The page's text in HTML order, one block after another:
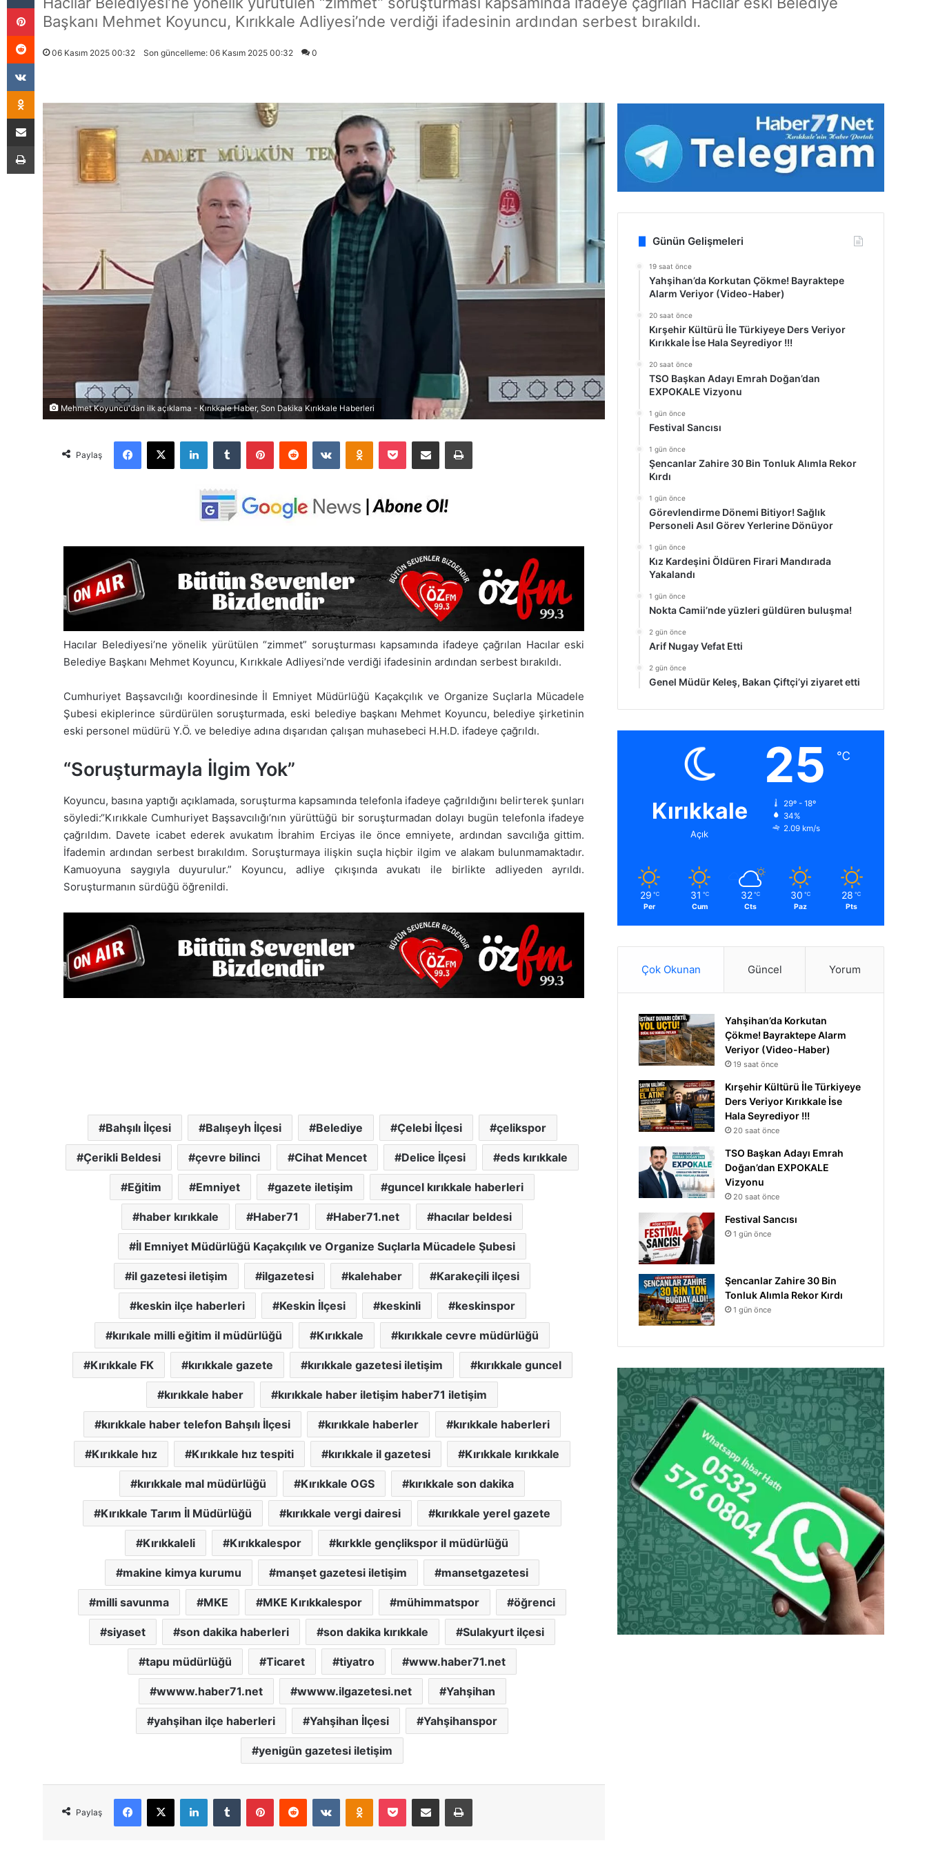
Başkanı Mehmet Koyuncu, Kırıkkale Adliyesi’nde verdiği ifadesinin ardından serbest bırakıldı.
06 Kasım 2025 00:32 Son güncelleme: 06 Kasım 2025 00:32 0
Mehmet Koyuncu'dan ilk açıklama - Kırıkkale Haber, Son Dakika Kırıkkale Haberleri
Paylaş
Hacılar Belediyesi’ne yönelik yürütülen “zimmet” soruşturması kapsamında ifadeye çağrılan Hacılar eski
Belediye Başkanı Mehmet Koyuncu, Kırıkkale Adliyesi’nde verdiği ifadesinin ardından serbest bırakıldı.
Cumhuriyet Başsavcılığı koordinesinde İl Emniyet Müdürlüğü Kaçakçılık ve Organize Suçlarla Mücadele
Şubesi ekiplerince sürdürülen soruşturmada, eski belediye başkanı Mehmet Koyuncu, belediye şirketinin
eski personel müdürü Y.Ö. ve belediye adına dışarıdan çalışan muhasebeci H.H.D. ifadeye çağrıldı.
“Soruşturmayla İlgim Yok”
Koyuncu, basına yaptığı açıklamada, soruşturma kapsamında telefonla ifadeye çağrıldığını belirterek şunları
söyledi:“Kırıkkale Cumhuriyet Başsavcılığı’nın yürüttüğü bir soruşturmadan dolayı bugün telefonla ifadeye
çağrıldım. Davete icabet ederek avukatım İbrahim Erciyas ile önce emniyete, ardından savcılığa gittim.
İfademin ardından serbest bırakıldım. Soruşturmaya ilişkin suçla hiçbir ilgim ve alakam bulunmamaktadır.
Kamuoyuna saygıyla duyurulur.” Koyuncu, adliye çıkışında avukatı ile birlikte adliyeden ayrıldı.
Soruşturmanın sürdüğü öğrenildi.
Bahşılı İlçesi Balışeyh İlçesi Belediye Çelebi İlçesi çelikspor
Çerikli Beldesi çevre bilinci Cihat Mencet Delice İlçesi eds kırıkkale
Eğitim Emniyet gazete iletişim guncel kırıkkale haberleri
haber kırıkkale Haber71 Haber71.net hacılar beldesi
İl Emniyet Müdürlüğü Kaçakçılık ve Organize Suçlarla Mücadele Şubesi
il gazetesi iletişim ilgazetesi kalehaber Karakeçili ilçesi
keskin ilçe haberleri Keskin İlçesi keskinli keskinspor
kırıkale milli eğitim il müdürlüğü Kırıkkale kırıkkale cevre müdürlüğü
Kırıkkale FK kırıkkale gazete kırıkkale gazetesi iletişim kırıkkale guncel
kırıkkale haber kırıkkale haber iletişim haber71 iletişim
kırıkkale haber telefon Bahşılı İlçesi kırıkkale haberler kırıkkale haberleri
Kırıkkale hız Kırıkkale hız tespiti kırıkkale il gazetesi Kırıkkale kırıkkale
kırıkkale mal müdürlüğü Kırıkkale OGS kırıkkale son dakika
Kırıkkale Tarım İl Müdürlüğü kırıkkale vergi dairesi kırıkkale yerel gazete
Kırıkkaleli Kırıkkalespor kırkkle gençlikspor il müdürlüğü
makine kimya kurumu manşet gazetesi iletişim mansetgazetesi
milli savunma MKE MKE Kırıkkalespor mühimmatspor öğrenci
siyaset son dakika haberleri son dakika kırıkkale Sulakyurt ilçesi
tapu müdürlüğü Ticaret tiyatro www.haber71.net
wwww.haber71.net wwww.ilgazetesi.net Yahşihan
yahşihan ilçe haberleri Yahşihan İlçesi Yahşihanspor
yenigün gazetesi iletişim
Paylaş
Günün Gelişmeleri
19 saat önce
Yahşihan’da Korkutan Çökme! Bayraktepe
Alarm Veriyor (Video-Haber)
20 saat önce
Kırşehir Kültürü İle Türkiyeye Ders Veriyor
Kırıkkale İse Hala Seyrediyor !!!
20 saat önce
TSO Başkan Adayı Emrah Doğan’dan
EXPOKALE Vizyonu
1 gün önce
Festival Sancısı
1 gün önce
Şencanlar Zahire 30 Bin Tonluk Alımla Rekor
Kırdı
1 gün önce
Görevlendirme Dönemi Bitiyor! Sağlık
Personeli Asıl Görev Yerlerine Dönüyor
1 gün önce
Kız Kardeşini Öldüren Firari Mandırada
Yakalandı
1 gün önce
Nokta Camii’nde yüzleri güldüren buluşma!
2 gün önce
Arif Nugay Vefat Etti
2 gün önce
Genel Müdür Keleş, Bakan Çiftçi’yi ziyaret etti
Kırıkkale
Açık
25 ℃
29º - 18º
34%
2.09 km/s
29 ℃
Per
31 ℃
Cum
32 ℃
Cts
30 ℃
Paz
28 ℃
Pts
Çok Okunan Güncel Yorum
Yahşihan’da Korkutan
Çökme! Bayraktepe Alarm
Veriyor (Video-Haber)
19 saat önce
Kırşehir Kültürü İle Türkiyeye
Ders Veriyor Kırıkkale İse
Hala Seyrediyor !!!
20 saat önce
TSO Başkan Adayı Emrah
Doğan’dan EXPOKALE
Vizyonu
20 saat önce
Festival Sancısı
1 gün önce
Şencanlar Zahire 30 Bin
Tonluk Alımla Rekor Kırdı
1 gün önce
Pinterest